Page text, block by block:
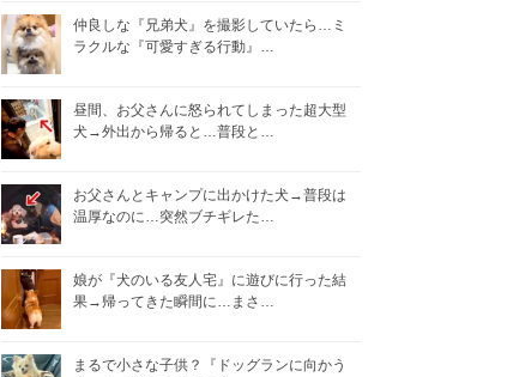
仲良しな『兄弟犬』を撮影していたら…ミ
ラクルな『可愛すぎる行動』…
昼間、お父さんに怒られてしまった超大型
犬→外出から帰ると…普段と…
お父さんとキャンプに出かけた犬→普段は
温厚なのに…突然ブチギレた…
娘が『犬のいる友人宅』に遊びに行った結
果→帰ってきた瞬間に…まさ…
まるで小さな子供？『ドッグランに向かう